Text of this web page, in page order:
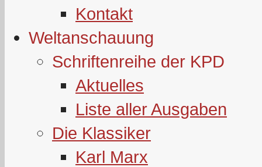
Kontakt
Weltanschauung
Schriftenreihe der KPD
Aktuelles
Liste aller Ausgaben
Die Klassiker
Karl Marx